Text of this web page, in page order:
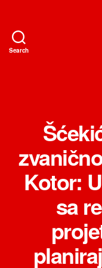
Search
Kotor:
sa